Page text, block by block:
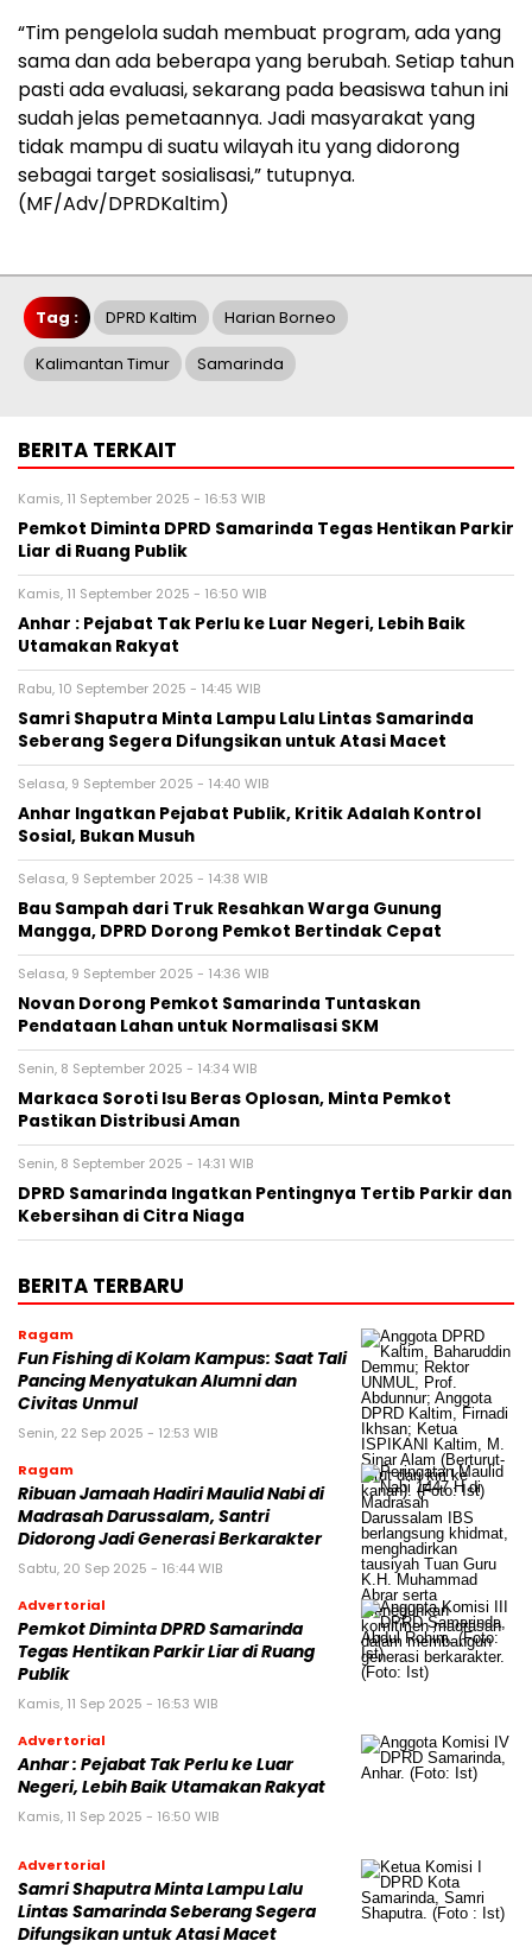
“Tim pengelola sudah membuat program, ada yang
sama dan ada beberapa yang berubah. Setiap tahun
pasti ada evaluasi, sekarang pada beasiswa tahun ini
sudah jelas pemetaannya. Jadi masyarakat yang
tidak mampu di suatu wilayah itu yang didorong
sebagai target sosialisasi,” tutupnya.
(MF/Adv/DPRDKaltim)
Tag : DPRD Kaltim Harian Borneo
Kalimantan Timur Samarinda
BERITA TERKAIT
Kamis, 11 September 2025 - 16:53 WIB
Pemkot Diminta DPRD Samarinda Tegas Hentikan Parkir
Liar di Ruang Publik
Kamis, 11 September 2025 - 16:50 WIB
Anhar : Pejabat Tak Perlu ke Luar Negeri, Lebih Baik
Utamakan Rakyat
Rabu, 10 September 2025 - 14:45 WIB
Samri Shaputra Minta Lampu Lalu Lintas Samarinda
Seberang Segera Difungsikan untuk Atasi Macet
Selasa, 9 September 2025 - 14:40 WIB
Anhar Ingatkan Pejabat Publik, Kritik Adalah Kontrol
Sosial, Bukan Musuh
Selasa, 9 September 2025 - 14:38 WIB
Bau Sampah dari Truk Resahkan Warga Gunung
Mangga, DPRD Dorong Pemkot Bertindak Cepat
Selasa, 9 September 2025 - 14:36 WIB
Novan Dorong Pemkot Samarinda Tuntaskan
Pendataan Lahan untuk Normalisasi SKM
Senin, 8 September 2025 - 14:34 WIB
Markaca Soroti Isu Beras Oplosan, Minta Pemkot
Pastikan Distribusi Aman
Senin, 8 September 2025 - 14:31 WIB
DPRD Samarinda Ingatkan Pentingnya Tertib Parkir dan
Kebersihan di Citra Niaga
BERITA TERBARU
Ragam
Fun Fishing di Kolam Kampus: Saat Tali
Pancing Menyatukan Alumni dan
Civitas Unmul
Senin, 22 Sep 2025 - 12:53 WIB
Ragam
Ribuan Jamaah Hadiri Maulid Nabi di
Madrasah Darussalam, Santri
Didorong Jadi Generasi Berkarakter
Sabtu, 20 Sep 2025 - 16:44 WIB
Advertorial
Pemkot Diminta DPRD Samarinda
Tegas Hentikan Parkir Liar di Ruang
Publik
Kamis, 11 Sep 2025 - 16:53 WIB
Advertorial
Anhar : Pejabat Tak Perlu ke Luar
Negeri, Lebih Baik Utamakan Rakyat
Kamis, 11 Sep 2025 - 16:50 WIB
Advertorial
Samri Shaputra Minta Lampu Lalu
Lintas Samarinda Seberang Segera
Difungsikan untuk Atasi Macet